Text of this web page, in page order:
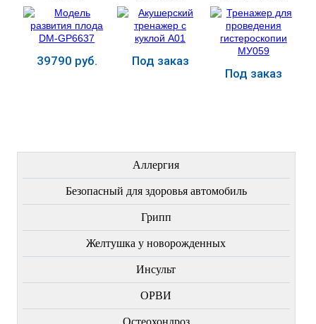
39790 руб. Под заказ
Под заказ
Аллергия
Безопасный для здоровья автомобиль
Грипп
Желтушка у новорожденных
Инсульт
ОРВИ
Остеохондроз